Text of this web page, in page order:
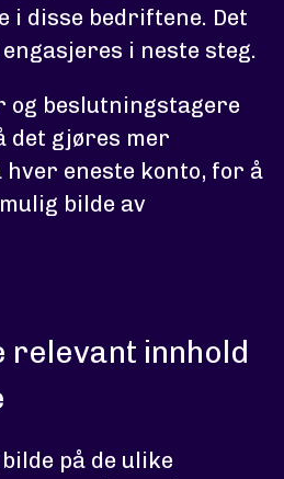
i disse bedriftene. Det
i neste steg.
og beslutningstagere
det gjøres mer
eneste konto, for å
bilde av
relevant innhold
på de ulike